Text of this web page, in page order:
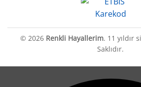
© 2026 Renkli Hayallerim. 11 yıldır
Saklıdır.